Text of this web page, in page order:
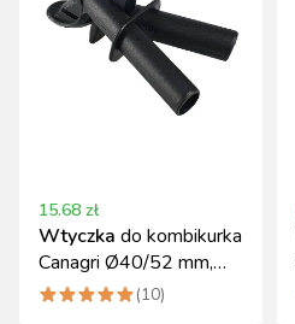
15.68 zł
Wtyczka do kombikurka
Canagri Ø40/52 mm,
zamiennik 99752001
(10)